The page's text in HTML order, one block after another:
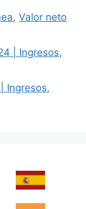
,Valor neto
| Ingresos,
Ingresos,